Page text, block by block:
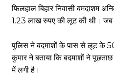
फिलहाल बिहार निवासी बमदाशम
1.23 लाख रुपए की लूट की थी। जब
पुलिस ने बदमाशों के पास से लूट के
कुमार ने बताया कि बदमाशों ने
में लगी है।